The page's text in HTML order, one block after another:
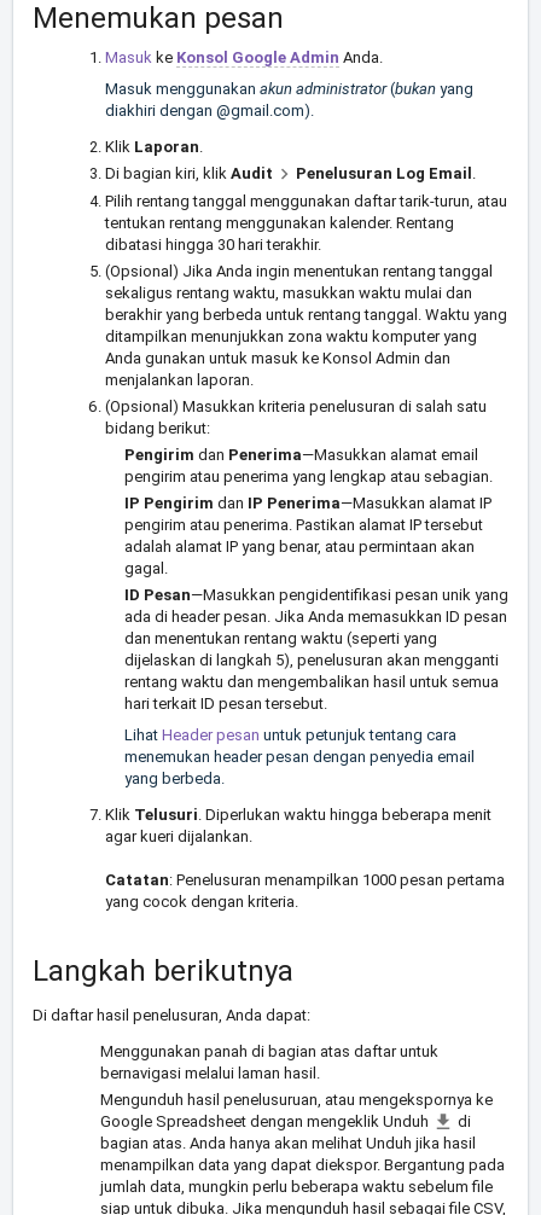
Menemukan pesan
Masuk ke Konsol Google Admin Anda.
Masuk menggunakan akun administrator(bukan yang
diakhiri dengan @gmail.com).
Klik Laporan.
Di bagian kiri, klik Audit Penelusuran Log Email .
Pilih rentang tanggal menggunakan daftar tarik-turun, atau
tentukan rentang menggunakan kalender. Rentang
dibatasi hingga 30 hari terakhir.
(Opsional) Jika Anda ingin menentukan rentang tanggal
sekaligus rentang waktu, masukkan waktu mulai dan
berakhir yang berbeda untuk rentang tanggal. Waktu yang
ditampilkan menunjukkan zona waktu komputer yang
Anda gunakan untuk masuk ke Konsol Admin dan
menjalankan laporan.
(Opsional) Masukkan kriteria penelusuran di salah satu
bidang berikut:
Pengirim dan Penerima—Masukkan alamat email
pengirim atau penerima yang lengkap atau sebagian.
IP Pengirim dan IP Penerima—Masukkan alamat IP
pengirim atau penerima. Pastikan alamat IP tersebut
adalah alamat IP yang benar, atau permintaan akan
gagal.
ID Pesan—Masukkan pengidentifikasi pesan unik yang
ada di header pesan. Jika Anda memasukkan ID pesan
dan menentukan rentang waktu (seperti yang
dijelaskan di langkah 5), penelusuran akan mengganti
rentang waktu dan mengembalikan hasil untuk semua
hari terkait ID pesan tersebut.
Lihat Header pesan untuk petunjuk tentang cara
menemukan header pesan dengan penyedia email
yang berbeda.
Klik Telusuri . Diperlukan waktu hingga beberapa menit
agar kueri dijalankan.
Catatan: Penelusuran menampilkan 1000 pesan pertama
yang cocok dengan kriteria.
Langkah berikutnya
Di daftar hasil penelusuran, Anda dapat:
Menggunakan panah di bagian atas daftar untuk
bernavigasi melalui laman hasil.
Mengunduh hasil penelusuruan, atau mengekspornya ke
Google Spreadsheet dengan mengeklik Unduh
di
bagian atas. Anda hanya akan melihat Unduh jika hasil
menampilkan data yang dapat diekspor. Bergantung pada
jumlah data, mungkin perlu beberapa waktu sebelum file
siap untuk dibuka. Jika mengunduh hasil sebagai file CSV,